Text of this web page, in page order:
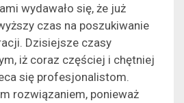
wydawało się, że już
czas na poszukiwanie
Dzisiejsze czasy
iż coraz częściej i chętniej
się profesjonalistom.
rozwiązaniem, ponieważ